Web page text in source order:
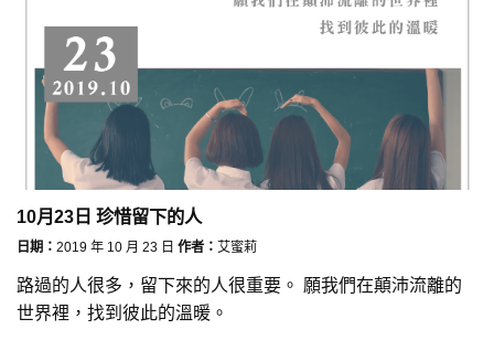
10月23日 珍惜留下的人
日期： 2019 年 10 月 23 日 作者： 艾蜜莉
路過的人很多，留下來的人很重要。 願我們在顛沛流離的
世界裡，找到彼此的溫暖。